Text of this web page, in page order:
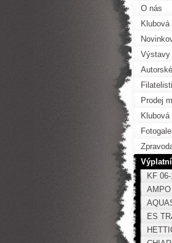
O nás
Výstavy
Prodej
KF
ES